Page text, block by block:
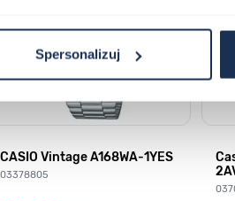
Spersonalizuj
CASIO Vintage A168WA-1YES
03378805